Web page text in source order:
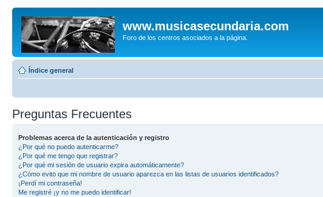
www.musicasecundaria.com
Foro de los centros asociados a la página.
Índice general
Preguntas Frecuentes
Problemas acerca de la autenticación y registro
¿Por qué no puedo autenticarme?
¿Por qué me tengo que registrar?
¿Por qué mi sesión de usuario expira automáticamente?
¿Cómo evito que mi nombre de usuario aparezca en las listas de usuarios identificados?
¡Perdí mi contraseña!
Me registré ¡y no me puedo identificar!